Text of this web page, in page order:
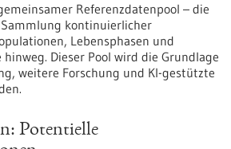
Referenzdatenpool – die
kontinuierlicher
Lebensphasen und
Dieser Pool wird die Grundlage
weitere Forschung und KI-gestützte
Potentielle